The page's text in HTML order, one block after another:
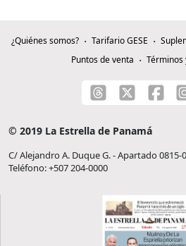
¿Quiénes somos? Tarifario GESE
Puntos de venta
Términos
© 2019 La Estrella de Panamá
C/ Alejandro A. Duque G. - Apartado 0815-
Teléfono: +507 204-0000